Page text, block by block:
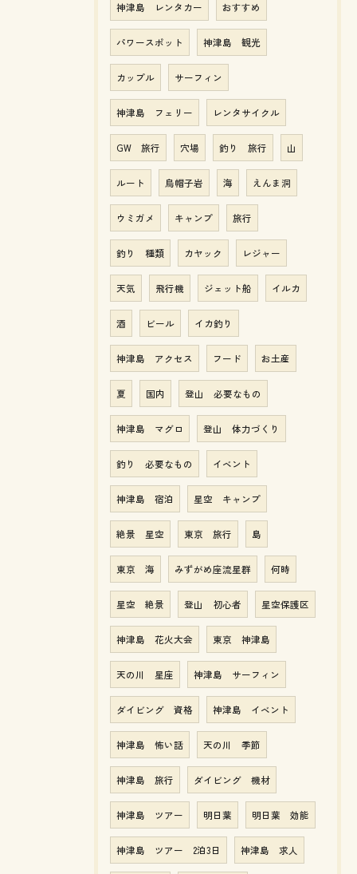
神津島 レンタカー おすすめ
パワースポット 神津島 観光
カップル サーフィン
神津島 フェリー レンタサイクル
GW 旅行 穴場 釣り 旅行 山
ルート 烏帽子岩 海 えんま洞
ウミガメ キャンプ 旅行
釣り 種類 カヤック レジャー
天気 飛行機 ジェット船 イルカ
酒 ビール イカ釣り
神津島 アクセス フード お土産
夏 国内 登山 必要なもの
神津島 マグロ 登山 体力づくり
釣り 必要なもの イベント
神津島 宿泊 星空 キャンプ
絶景 星空 東京 旅行 島
東京 海 みずがめ座流星群 何時
星空 絶景 登山 初心者 星空保護区
神津島 花火大会 東京 神津島
天の川 星座 神津島 サーフィン
ダイビング 資格 神津島 イベント
神津島 怖い話 天の川 季節
神津島 旅行 ダイビング 機材
神津島 ツアー 明日葉 明日葉 効能
神津島 ツアー 2泊3日 神津島 求人